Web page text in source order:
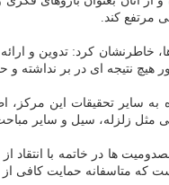
مرتفع كند.
خاطرنشان كرد: تدوین و
نتیجه ای در بر نداشته
به سایر تحقیقات این
مثل زلزله، سیل و سایر
ها در خاتمه با
متاسفانه حمایت كافی از